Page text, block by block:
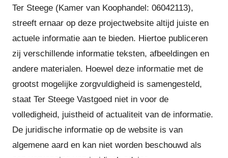
Ter Steege (Kamer van Koophandel: 06042113),
streeft ernaar op deze projectwebsite altijd juiste en
actuele informatie aan te bieden. Hiertoe publiceren
zij verschillende informatie teksten, afbeeldingen en
andere materialen. Hoewel deze informatie met de
grootst mogelijke zorgvuldigheid is samengesteld,
staat Ter Steege Vastgoed niet in voor de
volledigheid, juistheid of actualiteit van de informatie.
De juridische informatie op de website is van
algemene aard en kan niet worden beschouwd als